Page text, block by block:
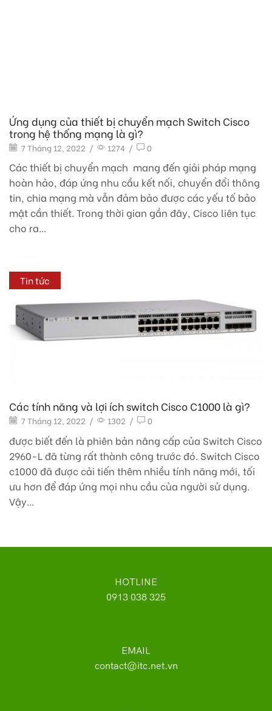
Ứng dụng của thiết bị chuyển mạch Switch Cisco
trong hệ thống mạng là gì?
7 Tháng 12, 2022 / 1274 / 0
Các thiết bị chuyển mạch mang đến giải pháp mạng
hoàn hảo, đáp ứng nhu cầu kết nối, chuyển đổi thông
tin, chia mạng mà vẫn đảm bảo được các yếu tố bảo
mật cần thiết. Trong thời gian gần đây, Cisco liên tục
cho ra...
Tin tức
Các tính năng và lợi ích switch Cisco C1000 là gì?
7 Tháng 12, 2022 / 1302 / 0
được biết đến là phiên bản nâng cấp của Switch Cisco
2960-L đã từng rất thành công trước đó. Switch Cisco
c1000 đã được cải tiến thêm nhiều tính năng mới, tối
ưu hơn để đáp ứng mọi nhu cầu của người sử dụng.
Vậy...
HOTLINE
0913 038 325
EMAIL
contact@itc.net.vn